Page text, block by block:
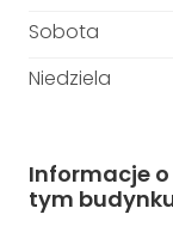
Sobota
Niedziela
Informacje
tym